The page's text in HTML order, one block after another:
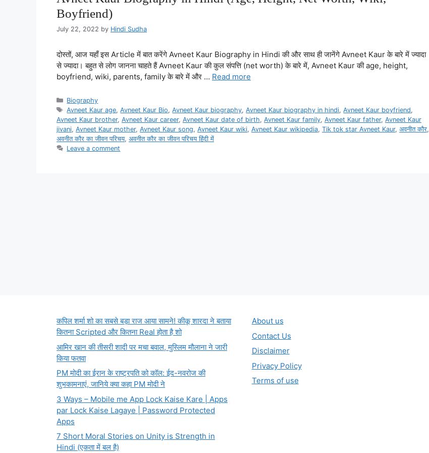
Boyfriend)
July 22, 2022 by Hindi Sudha
दोस्तों, आज यहाँ इस Article में बात करेंगे Avneet Kaur Biography in Hindi की और साथ ही जानेंगे Avneet Kaur के बारे में ज्यादा
से ज्यादा। बहुत से लोग जानना चाहते हैं Avneet Kaur की कुल संपत्ति (net worth) के बारे में, Avneet Kaur की age, height,
boyfriend, wiki, parents, family के बारे में और … Read more
Categories
Biography
Tags
Avneet Kaur age,Avneet Kaur Bio,Avneet Kaur biography,Avneet Kaur biography in hindi,Avneet Kaur boyfriend,
Avneet Kaur brother, Avneet Kaur career, Avneet Kaur date of birth, Avneet Kaur family, Avneet Kaur father, Avneet Kaur
jivani, Avneet Kaur mother, Avneet Kaur song, Avneet Kaur wiki, Avneet Kaur wikipedia, Tik tok star Avneet Kaur, अवनीत कौर,
अवनीत कौर का जीवन परिचय, अवनीत कौर का जीवन परिचय हिंदी में
Leave a comment
कपिल शर्मा शो का सबसे बड़ा राज आया सामने! कीकू शारदा ने बताया
कितना Scripted और कितना Real होता है शो
आमिर खान की तीसरी शादी पर मचा बवाल, मुस्लिम मौलाना ने जारी
किया फतवा
PM मोदी का ईरान के राष्ट्रपति को कॉल: ईद-नवरोज की
शुभकामनाएं, जानिये क्या कहा PM मोदी ने
3 Ways – Mobile me App Lock Kaise Kare | Apps
par Lock Kaise Lagaye | Password Protected
Apps
7 Short Moral Stories on Unity is Strength in
Hindi (एकता में बल है)
About us
Contact Us
Disclaimer
Privacy Policy
Terms of use